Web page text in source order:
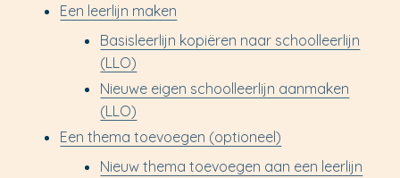
Een leerlijn maken
Basisleerlijn kopiëren naar schoolleerlijn
(LLO)
Nieuwe eigen schoolleerlijn aanmaken
(LLO)
Een thema toevoegen (optioneel)
Nieuw thema toevoegen aan een leerlijn